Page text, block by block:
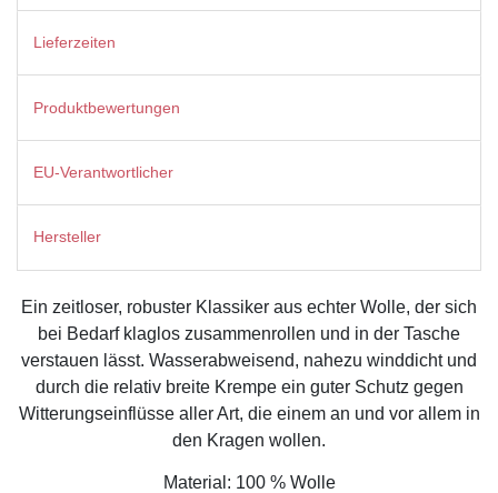
Lieferzeiten
Produktbewertungen
EU-Verantwortlicher
Hersteller
Ein zeitloser, robuster Klassiker aus echter Wolle, der sich
bei Bedarf klaglos zusammenrollen und in der Tasche
verstauen lässt. Wasserabweisend, nahezu winddicht und
durch die relativ breite Krempe ein guter Schutz gegen
Witterungseinflüsse aller Art, die einem an und vor allem in
den Kragen wollen.
Material: 100 % Wolle